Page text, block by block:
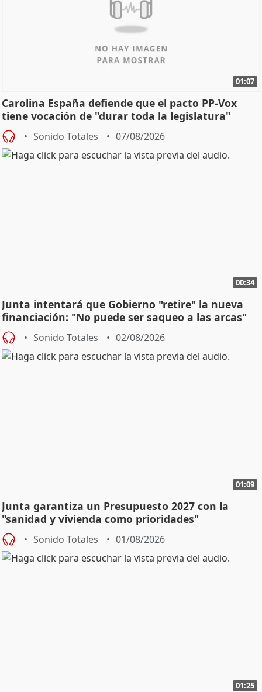
01:07
Carolina España defiende que el pacto PP-Vox
tiene vocación de "durar toda la legislatura"
Sonido Totales 07/08/2026
00:34
Junta intentará que Gobierno "retire" la nueva
financiación: "No puede ser saqueo a las arcas"
Sonido Totales 02/08/2026
01:09
Junta garantiza un Presupuesto 2027 con la
"sanidad y vivienda como prioridades"
Sonido Totales 01/08/2026
01:25